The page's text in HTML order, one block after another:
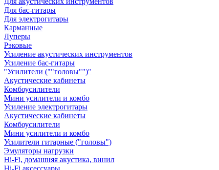
Для бас-гитары
Для электрогитары
Карманные
Луперы
Рэковые
Усиление акустических инструментов
Усиление бас-гитары
"Усилители (""головы"")"
Акустические кабинеты
Комбоусилители
Мини усилители и комбо
Усиление электрогитары
Акустические кабинеты
Комбоусилители
Мини усилители и комбо
Усилители гитарные ("головы")
Эмуляторы нагрузки
Hi-Fi, домашняя акустика, винил
Hi-Fi аксессуары